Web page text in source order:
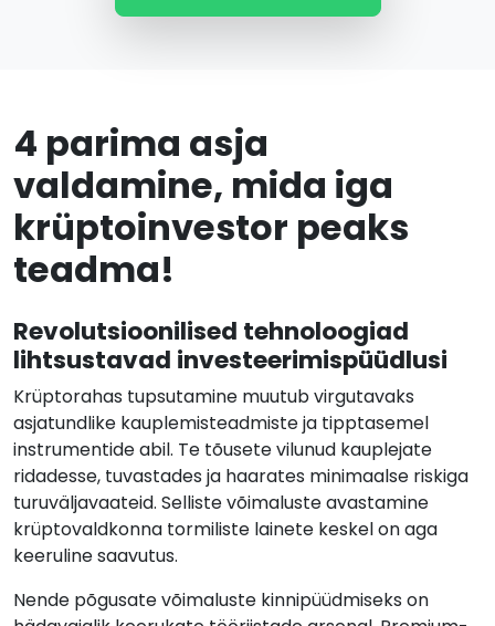
4 parima asja
valdamine, mida iga
krüptoinvestor peaks
teadma!
Revolutsioonilised tehnoloogiad
lihtsustavad investeerimispüüdlusi
Krüptorahas tupsutamine muutub virgutavaks
asjatundlike kauplemisteadmiste ja tipptasemel
instrumentide abil. Te tõusete vilunud kauplejate
ridadesse, tuvastades ja haarates minimaalse riskiga
turuväljavaateid. Selliste võimaluste avastamine
krüptovaldkonna tormiliste lainete keskel on aga
keeruline saavutus.
Nende põgusate võimaluste kinnipüüdmiseks on